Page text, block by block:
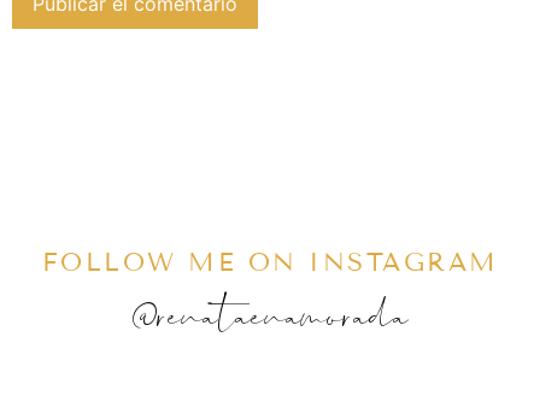
FOLLOW ME ON INSTAGRAM
@renataenamorada